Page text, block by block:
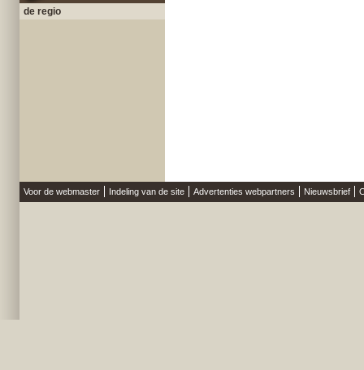
de regio
Voor de webmaster Indeling van de site Advertenties webpartners Nieuwsbrief